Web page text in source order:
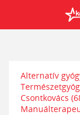
Alternatív
Csontkovács